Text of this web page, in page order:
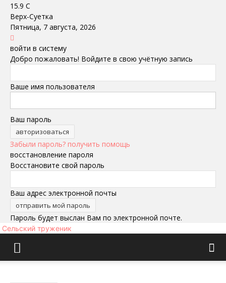
15.9 C
Верх-Суетка
Пятница, 7 августа, 2026
войти в систему
Добро пожаловать! Войдите в свою учётную запись
Ваше имя пользователя
Ваш пароль
Забыли пароль? получить помощь
восстановление пароля
Восстановите свой пароль
Ваш адрес электронной почты
Пароль будет выслан Вам по электронной почте.
Сельский труженик